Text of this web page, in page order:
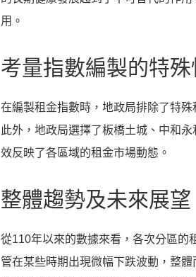
用。
考量指數編製的特
在編製租金指數時，地政局排除了特
此外，地政局選擇了板橋土城、中和
效反映了各區域的租金市場動態。
整體趨勢及未來展望
從110年以來的數據來看，各次分區的
管在某些時期出現微幅下跌波動，整